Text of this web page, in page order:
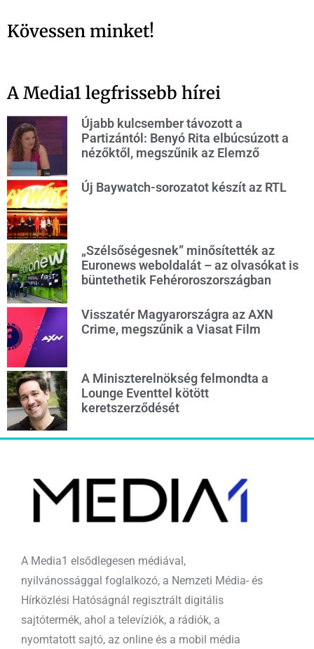
Kövessen minket!
A Media1 legfrissebb hírei
Újabb kulcsember távozott a
Partizántól: Benyó Rita elbúcsúzott a
nézőktől, megszűnik az Elemző
Új Baywatch-sorozatot készít az RTL
„Szélsőségesnek” minősítették az
Euronews weboldalát – az olvasókat is
büntethetik Fehéroroszországban
Visszatér Magyarországra az AXN
Crime, megszűnik a Viasat Film
A Miniszterelnökség felmondta a
Lounge Eventtel kötött
keretszerződését
A Media1 elsődlegesen médiával,
nyilvánossággal foglalkozó, a Nemzeti Média- és
Hírközlési Hatóságnál regisztrált digitális
sajtótermék, ahol a televíziók, a rádiók, a
nyomtatott sajtó, az online és a mobil média